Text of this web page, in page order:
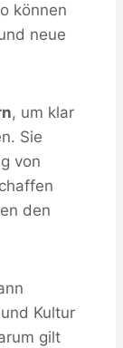
können
neue
, um klar
Sie
von
den
Kultur
gilt